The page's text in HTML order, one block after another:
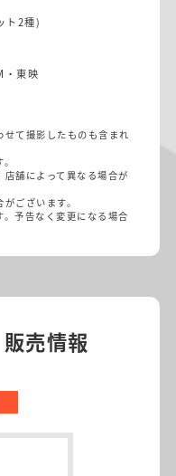
ト2種)
・東映
て撮影したものも含まれ
舗によって異なる場合が
ございます。
予告なく変更になる場合
販売情報